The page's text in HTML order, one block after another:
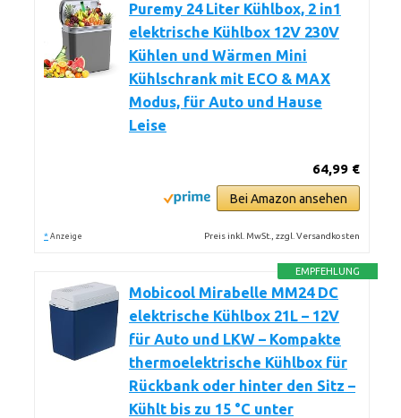
Puremy 24 Liter Kühlbox, 2 in1
elektrische Kühlbox 12V 230V
Kühlen und Wärmen Mini
Kühlschrank mit ECO & MAX
Modus, für Auto und Hause
Leise
64,99 €
Bei Amazon ansehen
* Anzeige Preis inkl. MwSt., zzgl. Versandkosten
EMPFEHLUNG
Mobicool Mirabelle MM24 DC
elektrische Kühlbox 21L – 12V
für Auto und LKW – Kompakte
thermoelektrische Kühlbox für
Rückbank oder hinter den Sitz –
Kühlt bis zu 15 °C unter